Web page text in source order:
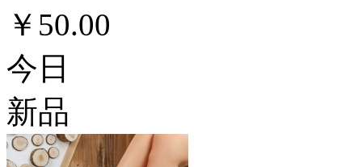
￥50.00
今日
新品